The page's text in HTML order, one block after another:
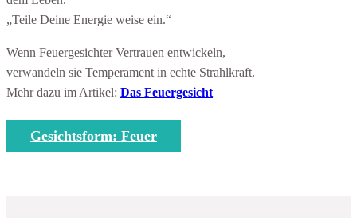
„Teile Deine Energie weise ein.“
Wenn Feuergesichter Vertrauen entwickeln,
verwandeln sie Temperament in echte Strahlkraft.
Mehr dazu im Artikel: Das Feuergesicht
Gesichtsform: Feuer